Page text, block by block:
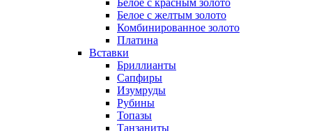
Белое с красным золото
Белое с желтым золото
Комбинированное золото
Платина
Вставки
Бриллианты
Сапфиры
Изумруды
Рубины
Топазы
Танзаниты